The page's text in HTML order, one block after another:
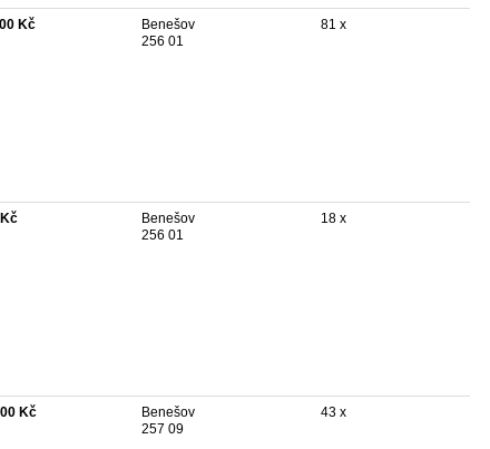
Kč
Benešov
256 01
81 x
Benešov
256 01
18 x
Kč
Benešov
257 09
43 x